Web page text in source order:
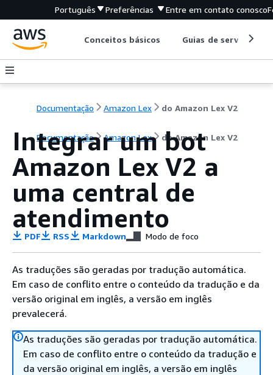
Português Preferências Entre em contato conosco
Conceitos básicos Guias de serviço
Documentação Amazon Lex do Amazon Lex V2
Documentação Amazon Lex do Amazon Lex V2
Integrar um bot
Amazon Lex V2 a
uma central de
atendimento
PDF RSS Markdown Modo de foco
As traduções são geradas por tradução automática.
Em caso de conflito entre o conteúdo da tradução e da
versão original em inglês, a versão em inglês
prevalecerá.
As traduções são geradas por tradução automática.
Em caso de conflito entre o conteúdo da tradução e
da versão original em inglês, a versão em inglês